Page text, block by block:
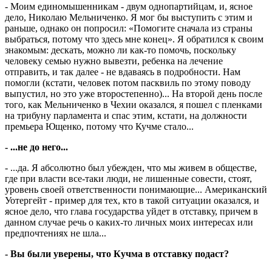
- Моим единомышенникам - двум однопартийцам, и, ясное
дело, Николаю Ме­ль­ниченко. Я мог бы выступить с этим и
раньше, однако он попросил: «Помогите сначала из страны
выбраться, потому что здесь мне конец». Я обратился к своим
знакомым: дескать, можно ли как-то помочь, поскольку
человеку семью нужно вывезти, ребенка на лечение
отправить, и так далее - не вдаваясь в подробности. Нам
помогли (кстати, человек потом пасквиль по этому поводу
выпустил, но это уже второстепенно)... На второй день после
того, как Мельниченко в Чехии оказался, я пошел с пленками
на трибуну парламента и спас этим, кстати, на должности
премьера Ющенко, потому что Кучме стало...
- ...не до него...
- ...да. Я абсолютно был убежден, что мы живем в обществе,
где при власти все-таки люди, не лишенные совести, стоят,
уровень своей ответственности понимающие... Американский
Уотергейт - пример для тех, кто в такой ситуации оказался, и
ясное дело, что глава государства уйдет в отставку, причем в
данном случае речь о каких-то личных моих интересах или
предпочтениях не шла...
- Вы были уверены, что Кучма в отставку подаст?